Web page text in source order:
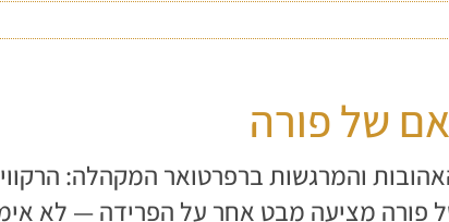
של פורה
והמרגשות ברפרטואר המקהלה:
של פורה מציעה מבט אחר על הפרידה — לא